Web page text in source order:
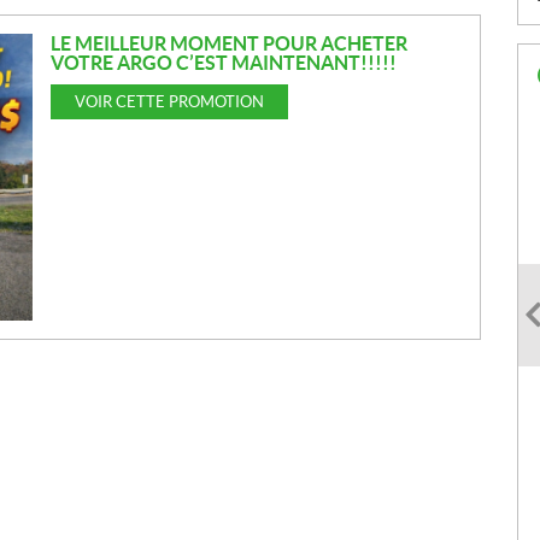
LE MEILLEUR MOMENT POUR ACHETER
VOTRE ARGO C’EST MAINTENANT!!!!!
VOIR CETTE PROMOTION